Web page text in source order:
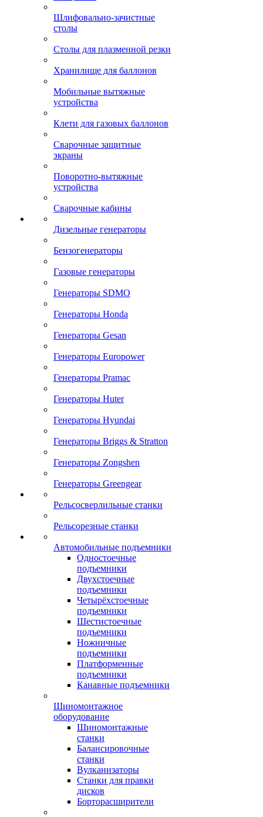
Шлифовально-зачистные
столы
Столы для плазменной резки
Хранилище для баллонов
Мобильные вытяжные
устройства
Клети для газовых баллонов
Сварочные защитные
экраны
Поворотно-вытяжные
устройства
Сварочные кабины
Дизельные генераторы
Бензогенераторы
Газовые генераторы
Генераторы SDMO
Генераторы Honda
Генераторы Gesan
Генераторы Europower
Генераторы Pramac
Генераторы Huter
Генераторы Hyundai
Генераторы Briggs & Stratton
Генераторы Zongshen
Генераторы Greengear
Рельсосверлильные станки
Рельсорезные станки
Автомобильные подъемники
Одностоечные
подъемники
Двухстоечные
подъемники
Четырёхстоечные
подъемники
Шестистоечные
подъемники
Ножничные
подъемники
Платформенные
подъемники
Канавные подъемники
Шиномонтажное
оборудование
Шиномонтажные
станки
Балансировочные
станки
Вулканизаторы
Станки для правки
дисков
Борторасширители